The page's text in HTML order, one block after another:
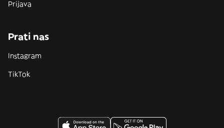
Prijava
Prati nas
Instagram
TikTok